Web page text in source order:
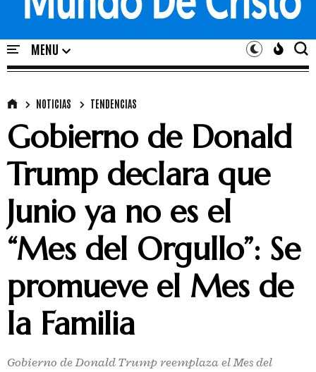
NOTICIAS TENDENCIAS
Gobierno de Donald
Trump declara que
Junio ya no es el
“Mes del Orgullo”: Se
promueve el Mes de
la Familia
Gobierno de Donald Trump reemplaza el Mes del